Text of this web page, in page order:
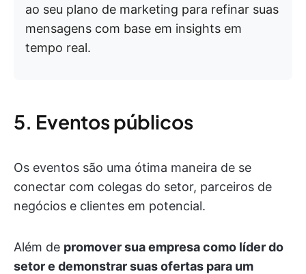
ao seu plano de marketing para refinar suas
mensagens com base em insights em
tempo real.
5. Eventos públicos
Os eventos são uma ótima maneira de se
conectar com colegas do setor, parceiros de
negócios e clientes em potencial.
Além de promover sua empresa como líder do
setor e demonstrar suas ofertas para um